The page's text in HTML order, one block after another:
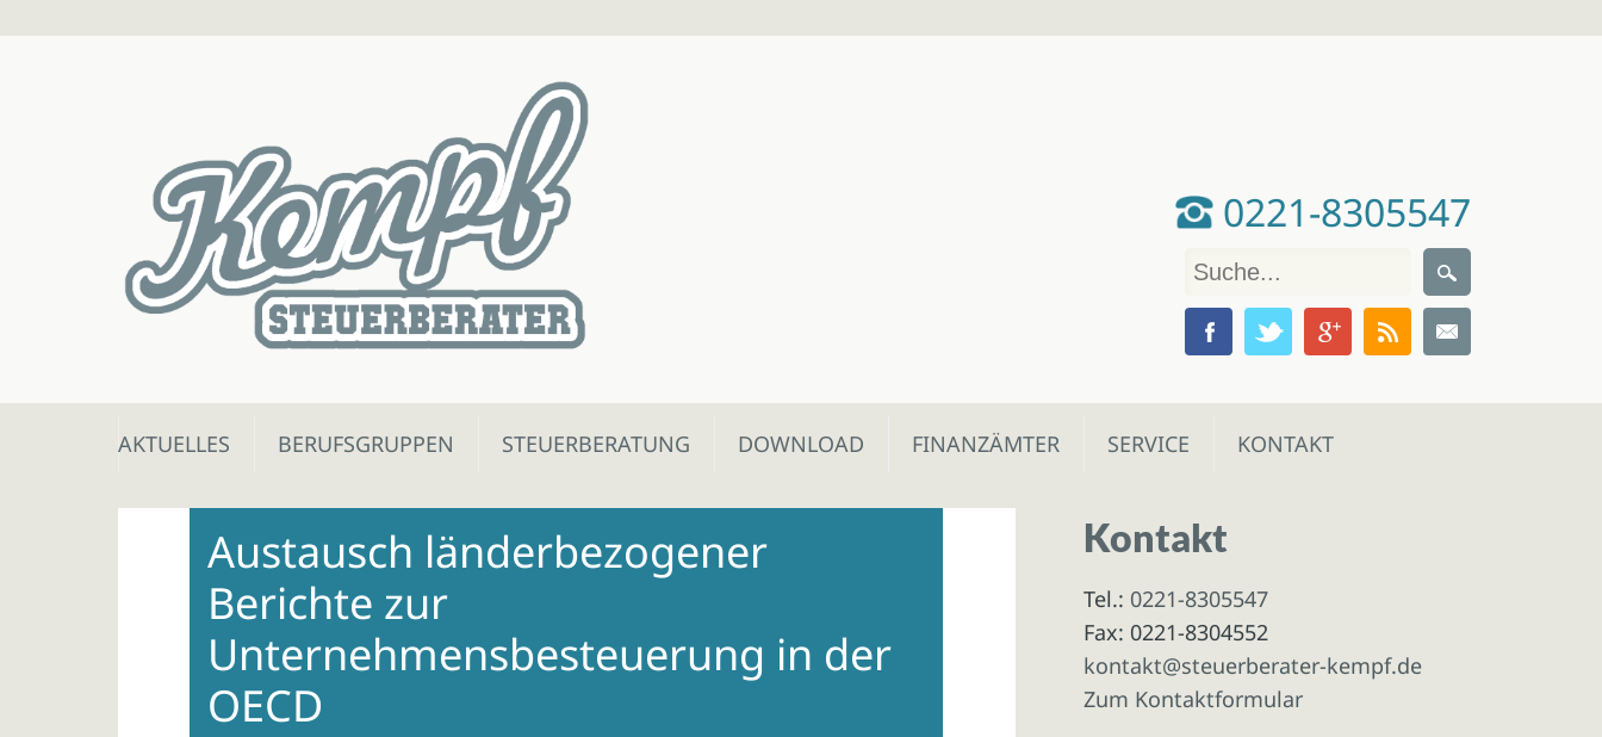
0221-8305547
Skip
AKTUELLES BERUFSGRUPPEN STEUERBERATUNG DOWNLOAD FINANZÄMTER SERVICE KONTAKT
Austausch länderbezogener
Berichte zur
Unternehmensbesteuerung in der
OECD
Kontakt
Tel.: 0221-8305547
Fax: 0221-8304552
kontakt@steuerberater-kempf.de
Zum Kontaktformular